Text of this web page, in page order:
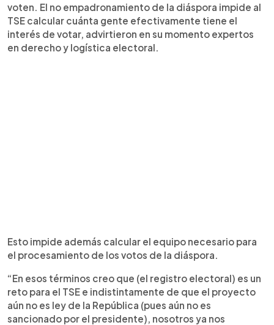
voten. El no empadronamiento de la diáspora impide al
TSE calcular cuánta gente efectivamente tiene el
interés de votar, advirtieron en su momento expertos
en derecho y logística electoral.
Esto impide además calcular el equipo necesario para
el procesamiento de los votos de la diáspora.
“En esos términos creo que (el registro electoral) es un
reto para el TSE e indistintamente de que el proyecto
aún no es ley de la República (pues aún no es
sancionado por el presidente), nosotros ya nos